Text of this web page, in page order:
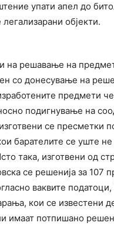
упати апел до
објекти.
на решавање на
со донесување на
предмети
подигнување на
се пресметки
барателите се уште
така, изготвени од
се решенија за 107
ваквите
кои се известени
имаат потпишано